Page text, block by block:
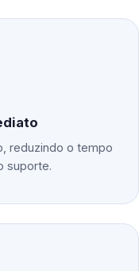
reduzindo o tempo
suporte.